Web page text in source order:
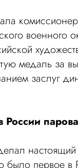
военного
медаль за
заслуг
первое в